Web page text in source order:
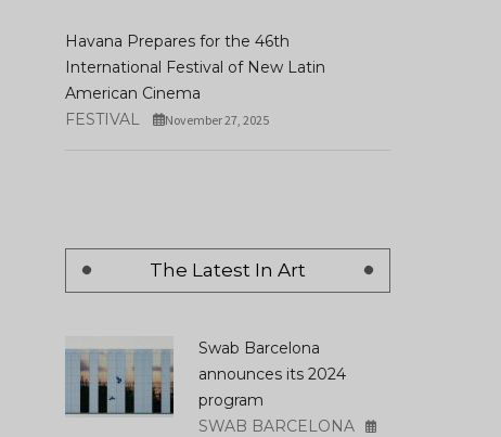
Havana Prepares for the 46th
International Festival of New Latin
American Cinema
FESTIVAL
November 27, 2025
The Latest In Art
Swab Barcelona
announces its 2024
program
SWAB BARCELONA